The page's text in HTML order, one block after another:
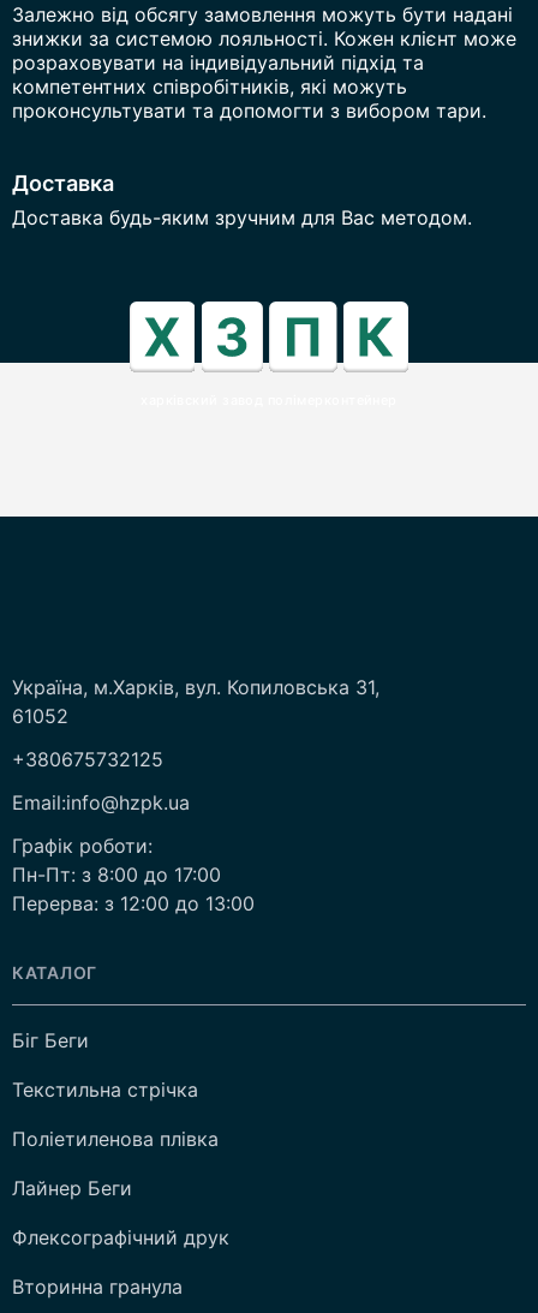
Залежно від обсягу замовлення можуть бути надані
знижки за системою лояльності. Кожен клієнт може
розраховувати на індивідуальний підхід та
компетентних співробітників, які можуть
проконсультувати та допомогти з вибором тари.
Доставка
Доставка будь-яким зручним для Вас методом.
Україна, м.Харків, вул. Копиловська 31,
61052
+380675732125
Email:info@hzpk.ua
Графік роботи:
Пн-Пт: з 8:00 до 17:00
Перерва: з 12:00 до 13:00
КАТАЛОГ
Біг Беги
Текстильна стрічка
Поліетиленова плівка
Лайнер Беги
Флексографічний друк
Вторинна гранула